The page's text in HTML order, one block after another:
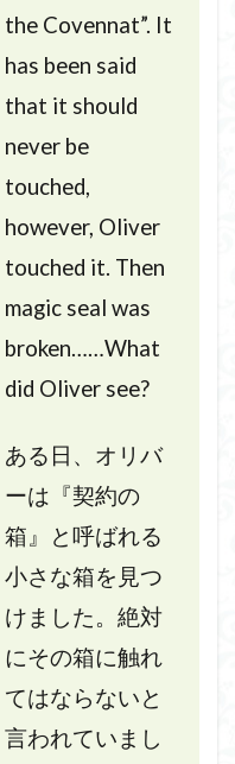
the Covennat”. It
has been said
that it should
never be
touched,
however, Oliver
touched it. Then
magic seal was
broken……What
did Oliver see?
ある日、オリバ
ーは『契約の
箱』と呼ばれる
小さな箱を見つ
けました。絶対
にその箱に触れ
てはならないと
言われていまし